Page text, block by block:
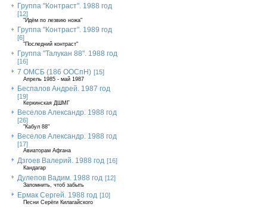
Группа "Контраст". 1988 год
[12]
"Идём по лезвию ножа"
Группа "Контраст". 1989 год
[6]
"Последний контраст"
Группа "Талукан 88". 1988 год
[16]
7 ОМСБ (186 ООСпН) [15]
Апрель 1985 - май 1987
Беспалов Андрей. 1987 год
[19]
Керкинская ДШМГ
Веселов Александр. 1988 год
[26]
"Кабул 88"
Веселов Александр. 1988 год
[17]
Авиаторам Афгана
Дзгоев Валерий. 1988 год [16]
Кандагар
Дулепов Вадим. 1988 год [12]
Запомнить, чтоб забыть
Ермак Сергей. 1988 год [10]
Песни Серёги Килагайского